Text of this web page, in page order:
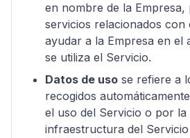
en nombre de la Empresa,
servicios relacionados con
ayudar a la Empresa en el
se utiliza el Servicio.
Datos de uso se refiere a
recogidos
el uso del Servicio o por la
infraestructura del